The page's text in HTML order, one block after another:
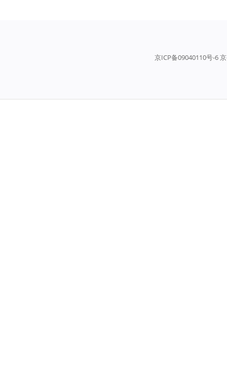
京ICP备09040110号-6